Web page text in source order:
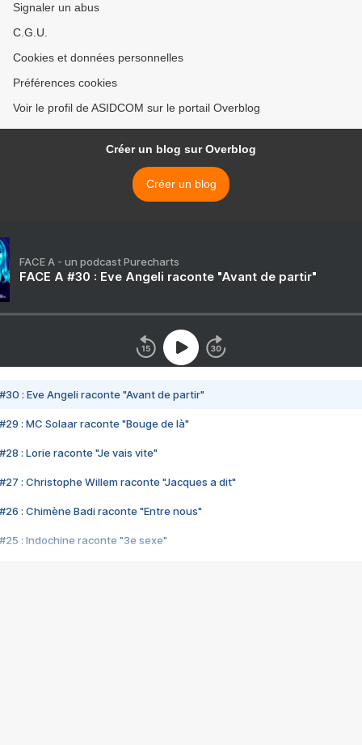
Signaler un abus
C.G.U.
Cookies et données personnelles
Préférences cookies
Voir le profil de ASIDCOM sur le portail Overblog
Créer un blog sur Overblog
Créer un blog
FACE A - un podcast Purecharts
FACE A #30 : Eve Angeli raconte "Avant de partir"
#30 : Eve Angeli raconte "Avant de partir"
#29 : MC Solaar raconte "Bouge de là"
#28 : Lorie raconte "Je vais vite"
#27 : Christophe Willem raconte "Jacques a dit"
#26 : Chimène Badi raconte "Entre nous"
#25 : Indochine raconte "3e sexe"